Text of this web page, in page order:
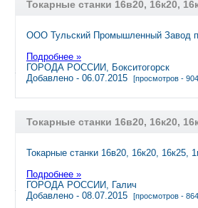
Токарные станки 16в20, 16к20,
ООО Тульский Промышленный Завод
Подробнее »
ГОРОДА РОССИИ, Бокситогорск
Добавлено - 06.07.2015
[просмотров -
Токарные станки 16в20, 16к20,
Токарные станки 16в20, 16к20, 16к25,
Подробнее »
ГОРОДА РОССИИ, Галич
Добавлено - 08.07.2015
[просмотров -